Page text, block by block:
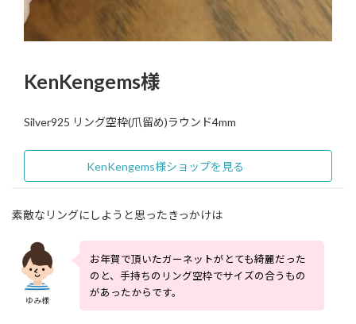
KenKengems様
Silver925 リング空枠(爪留め)ラウンド4mm
KenKengems様ショップを見る
素敵なリングにしようと思ったきっかけは
ゆみ様
お年賀で頂いたガーネットがとても綺麗だった
のと、手持ちのリング空枠でサイズの合うもの
があったからです。